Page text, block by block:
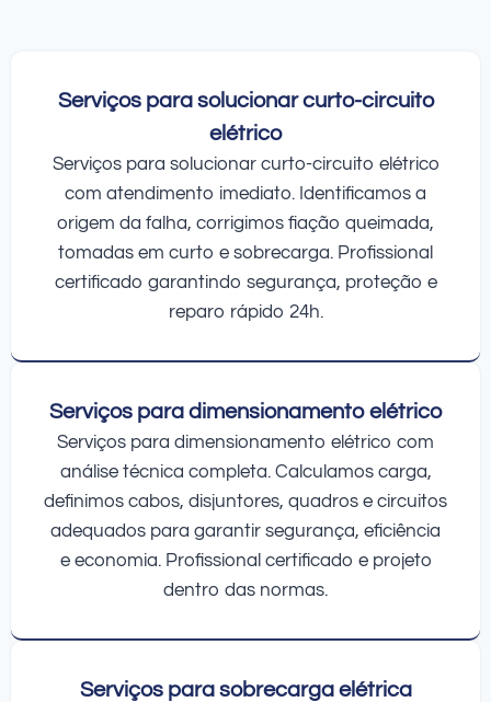
Serviços para solucionar curto-circuito
elétrico
Serviços para solucionar curto-circuito elétrico
com atendimento imediato. Identificamos a
origem da falha, corrigimos fiação queimada,
tomadas em curto e sobrecarga. Profissional
certificado garantindo segurança, proteção e
reparo rápido 24h.
Serviços para dimensionamento elétrico
Serviços para dimensionamento elétrico com
análise técnica completa. Calculamos carga,
definimos cabos, disjuntores, quadros e circuitos
adequados para garantir segurança, eficiência
e economia. Profissional certificado e projeto
dentro das normas.
Serviços para sobrecarga elétrica